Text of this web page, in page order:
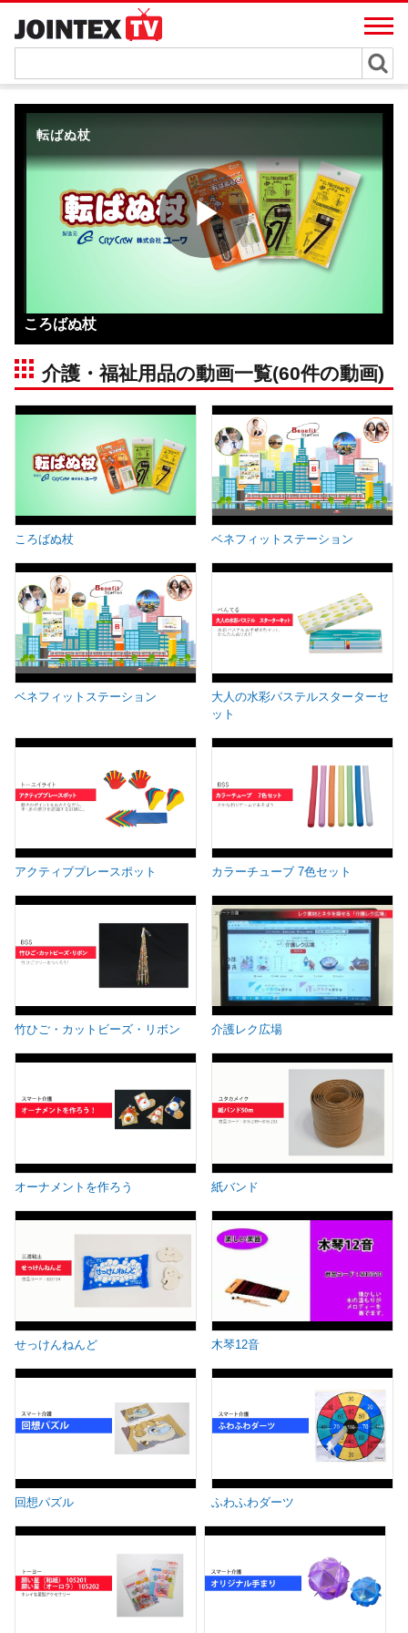
ころばぬ杖
介護・福祉用品の動画一覧(60件の動画)
ころばぬ杖 ベネフィットステーション
ベネフィットステーション
大人の水彩パステルスターターセ
ット
アクティブプレースポット カラーチューブ 7色セット
竹ひご・カットビーズ・リボン 介護レク広場
オーナメントを作ろう 紙バンド
せっけんねんど 木琴12音
回想パズル ふわふわダーツ